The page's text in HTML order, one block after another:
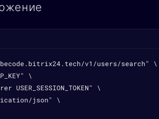
v1/users/search" \
\
USER_SESSION_TOKEN" \
json" \